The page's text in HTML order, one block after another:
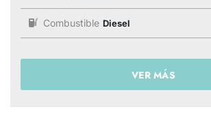
Combustible Diesel
VER MÁS